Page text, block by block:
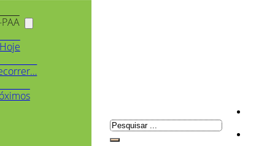
Pesquisar